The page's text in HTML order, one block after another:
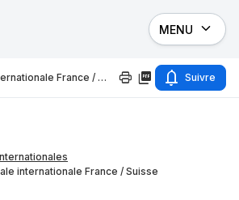
MENU
Convention fiscale internationale France / Suisse Suivre
internationale France / Suisse